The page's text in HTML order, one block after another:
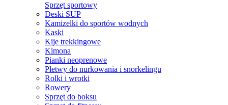
Sprzęt sportowy
Deski SUP
Kamizelki do sportów wodnych
Kaski
Kije trekkingowe
Kimona
Pianki neoprenowe
Płetwy do nurkowania i snorkelingu
Rolki i wrotki
Rowery
Sprzęt do boksu